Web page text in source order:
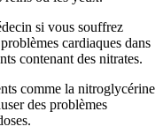
si vous souffrez
cardiaques dans
contenant des nitrates.
comme la nitroglycérine
des problèmes